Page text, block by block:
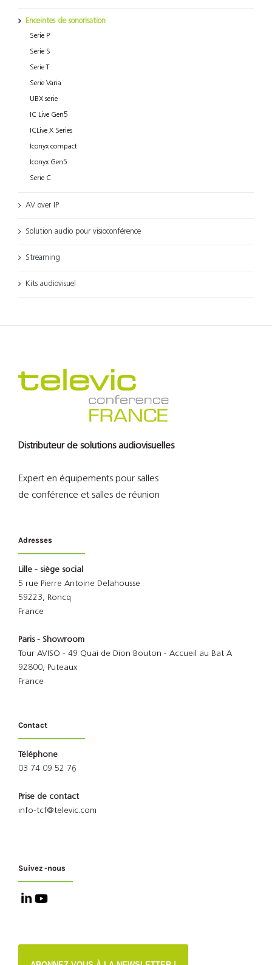
Enceintes de sonorisation
Serie P
Serie S
Serie T
Serie Varia
UBX serie
IC Live Gen5
ICLive X Series
Iconyx compact
Iconyx Gen5
Serie C
AV over IP
Solution audio pour visioconférence
Streaming
Kits audiovisuel
Distributeur de solutions audiovisuelles
Expert en équipements pour salles
de conférence et salles de réunion
Adresses
Lille - siège social
5 rue Pierre Antoine Delahousse
59223, Roncq
France
Paris - Showroom
Tour AVISO - 49 Quai de Dion Bouton - Accueil au Bat A
92800, Puteaux
France
Contact
Téléphone
03 74 09 52 76
Prise de contact
info-tcf@televic.com
Suivez -nous